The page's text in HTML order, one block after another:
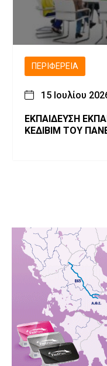
ΠΕΡΙΦΈΡΕΙΑ
15 Ιουλίου
ΕΚΠΑΙΔΕΥΣΗ
ΚΕΔΙΒΙΜ ΤΟΥ